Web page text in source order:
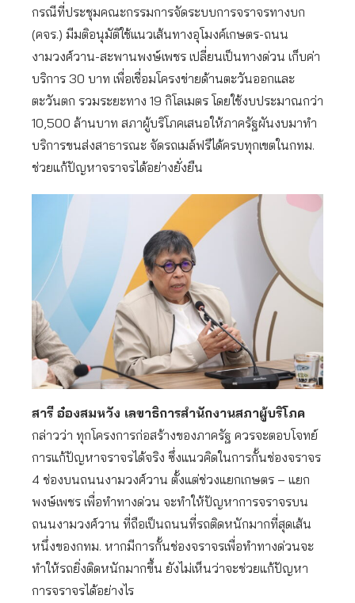
กรณีที่ประชุมคณะกรรมการจัดระบบการจราจรทางบก
(คจร.) มีมติอนุมัติใช้แนวเส้นทางอุโมงค์เกษตร-ถนน
งามวงศ์วาน-สะพานพงษ์เพชร เปลี่ยนเป็นทางด่วน เก็บค่า
บริการ 30 บาท เพื่อเชื่อมโครงข่ายด้านตะวันออกและ
ตะวันตก รวมระยะทาง 19 กิโลเมตร โดยใช้งบประมาณกว่า
10,500 ล้านบาท สภาผู้บริโภคเสนอให้ภาครัฐผันงบมาทำ
บริการขนส่งสาธารณะ จัดรถเมล์ฟรีได้ครบทุกเขตในกทม.
ช่วยแก้ปัญหาจราจรได้อย่างยั่งยืน
สารี อ๋องสมหวัง เลขาธิการสำนักงานสภาผู้บริโภค
กล่าวว่า ทุกโครงการก่อสร้างของภาครัฐ ควรจะตอบโจทย์
การแก้ปัญหาจราจรได้จริง ซึ่งแนวคิดในการกั้นช่องจราจร
4 ช่องบนถนนงามวงศ์วาน ตั้งแต่ช่วงแยกเกษตร – แยก
พงษ์เพชร เพื่อทำทางด่วน จะทำให้ปัญหาการจราจรบน
ถนนงามวงศ์วาน ที่ถือเป็นถนนที่รถติดหนักมากที่สุดเส้น
หนึ่งของกทม. หากมีการกั้นช่องจราจรเพื่อทำทางด่วนจะ
ทำให้รถยิ่งติดหนักมากขึ้น ยังไม่เห็นว่าจะช่วยแก้ปัญหา
การจราจรได้อย่างไร